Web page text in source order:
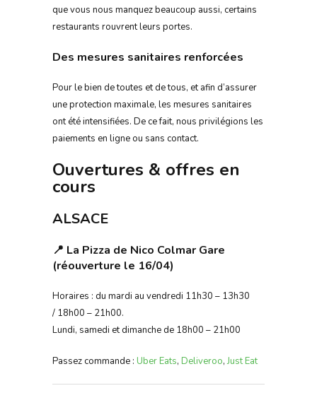
que vous nous manquez beaucoup aussi, certains
restaurants rouvrent leurs portes.
Des mesures sanitaires renforcées
Pour le bien de toutes et de tous, et afin d’assurer
une protection maximale, les mesures sanitaires
ont été intensifiées. De ce fait, nous privilégions les
paiements en ligne ou sans contact.
Ouvertures & offres en
cours
ALSACE
📍 La Pizza de Nico Colmar Gare
(réouverture le 16/04)
Horaires : du mardi au vendredi 11h30 – 13h30
/ 18h00 – 21h00.
Lundi, samedi et dimanche de 18h00 – 21h00
Passez commande : Uber Eats, Deliveroo,Just Eat